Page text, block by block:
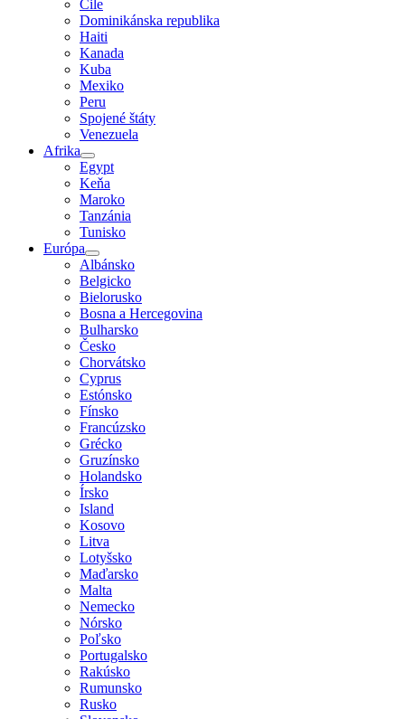
Čile
Dominikánska republika
Haiti
Kanada
Kuba
Mexiko
Peru
Spojené štáty
Venezuela
Afrika
Egypt
Keňa
Maroko
Tanzánia
Tunisko
Európa
Albánsko
Belgicko
Bielorusko
Bosna a Hercegovina
Bulharsko
Česko
Chorvátsko
Cyprus
Estónsko
Fínsko
Francúzsko
Grécko
Gruzínsko
Holandsko
Írsko
Island
Kosovo
Litva
Lotyšsko
Maďarsko
Malta
Nemecko
Nórsko
Poľsko
Portugalsko
Rakúsko
Rumunsko
Rusko